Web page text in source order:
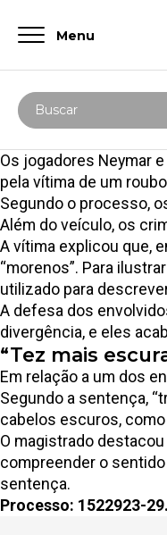
Menu
Digite abaixo sua
Os jogadores Neymar
pela vítima de um
Segundo o processo,
Além do veículo, os
A vítima explicou que,
“morenos”. Para
utilizado para
A defesa dos
divergência, e eles
“Tez mais
Em relação a um dos
Segundo a sentença,
cabelos escuros,
O magistrado
compreender o
sentença.
Processo: 1522923-